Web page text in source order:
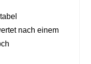
nach einem